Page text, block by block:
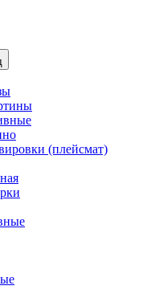
(плейсмат)